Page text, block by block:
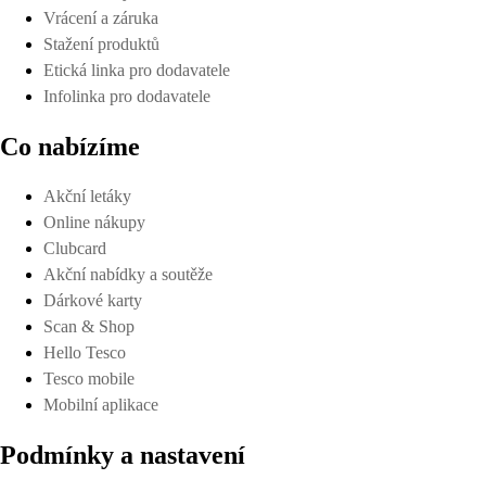
Vrácení a záruka
Stažení produktů
Etická linka pro dodavatele
Infolinka pro dodavatele
Co nabízíme
Akční letáky
Online nákupy
Clubcard
Akční nabídky a soutěže
Dárkové karty
Scan & Shop
Hello Tesco
Tesco mobile
Mobilní aplikace
Podmínky a nastavení